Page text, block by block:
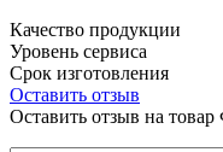
Качество продукции
Уровень сервиса
Срок изготовления
Оставить отзыв
Оставить отзыв на